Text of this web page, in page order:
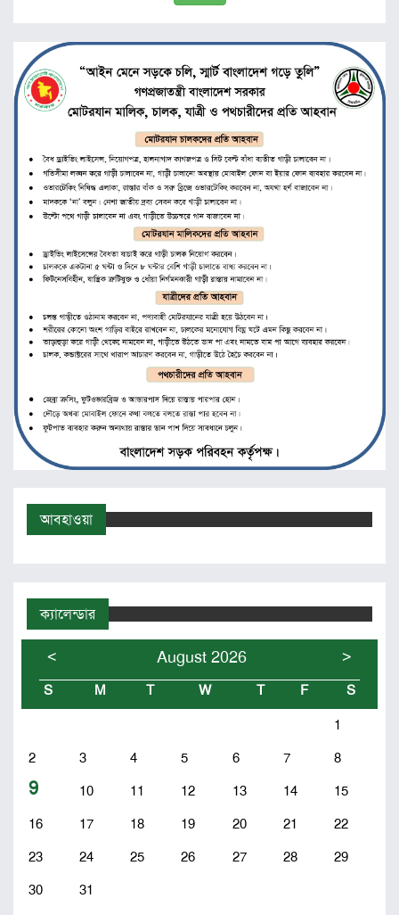
আবহাওয়া
ক্যালেন্ডার
< August 2026 >
S M T W T F
S
1
2
3 4 5 6 7 8
9 10 11 12 13 14
15
16
17 18 19 20 21
22
23
24 25 26 27 28
29
30
31